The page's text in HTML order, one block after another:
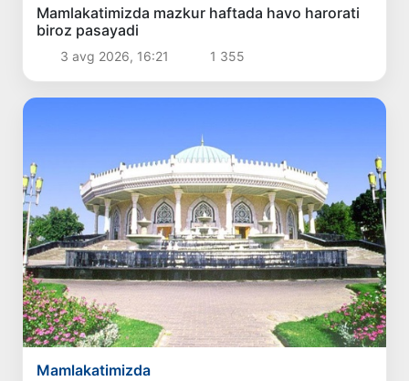
Mamlakatimizda mazkur haftada havo harorati
biroz pasayadi
3 avg 2026, 16:21 1 355
Mamlakatimizda